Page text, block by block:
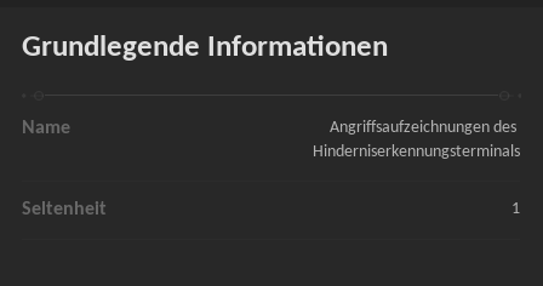
Grundlegende Informationen
Name
Angriffsaufzeichnungen des
Hinderniserkennungsterminals
Seltenheit 1